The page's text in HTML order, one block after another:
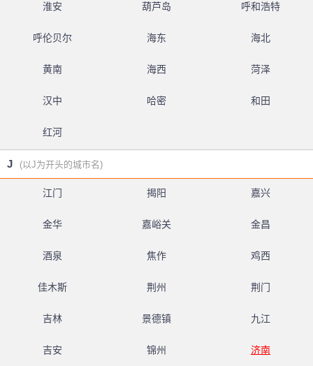
淮安 葫芦岛 呼和浩特
呼伦贝尔 海东 海北
黄南 海西 菏泽
汉中 哈密 和田
红河
J (以J为开头的城市名)
江门 揭阳 嘉兴
金华 嘉峪关 金昌
酒泉 焦作 鸡西
佳木斯 荆州 荆门
吉林 景德镇 九江
吉安 锦州 济南